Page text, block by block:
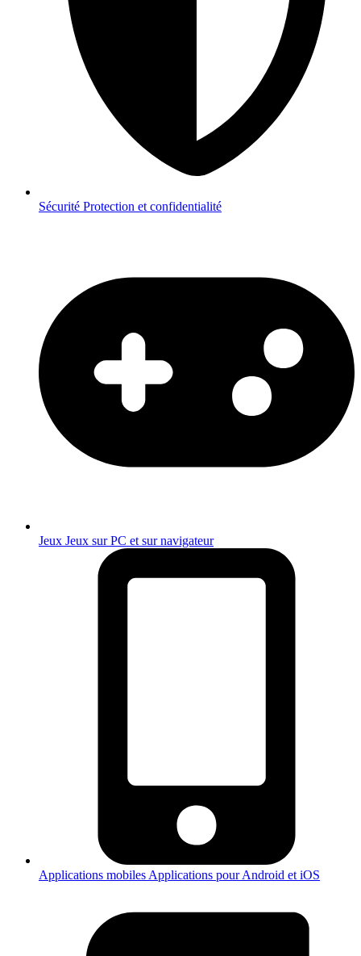
Sécurité Protection et confidentialité
Jeux Jeux sur PC et sur navigateur
Applications mobiles Applications pour Android et iOS